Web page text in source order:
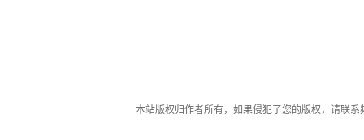
本站版权归作者所有，如果侵犯了您的版权，请联